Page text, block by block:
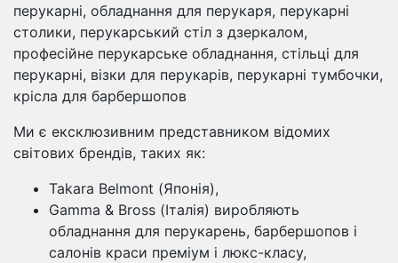
перукарні, обладнання для перукаря, перукарні
столики, перукарський стіл з дзеркалом,
професійне перукарське обладнання, стільці для
перукарні, візки для перукарів, перукарні тумбочки,
крісла для барбершопов
Ми є ексклюзивним представником відомих
світових брендів, таких як:
Takara Belmont (Японія),
Gamma & Bross (Італія) виробляють
обладнання для перукарень, барбершопов і
салонів краси преміум і люкс-класу,